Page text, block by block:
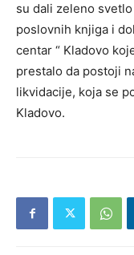
su dali zeleno
poslovnih knjiga i
centar “ Kladovo
prestalo da postoji
likvidacije, koja se
Kladovo.